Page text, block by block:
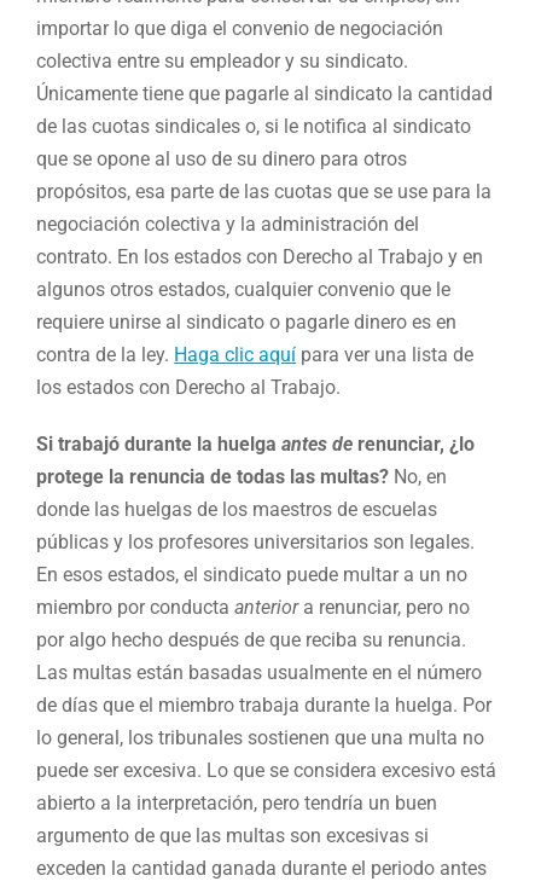
importar lo que diga el convenio de negociación
colectiva entre su empleador y su sindicato.
Únicamente tiene que pagarle al sindicato la cantidad
de las cuotas sindicales o, si le notifica al sindicato
que se opone al uso de su dinero para otros
propósitos, esa parte de las cuotas que se use para la
negociación colectiva y la administración del
contrato. En los estados con Derecho al Trabajo y en
algunos otros estados, cualquier convenio que le
requiere unirse al sindicato o pagarle dinero es en
contra de la ley. Haga clic aquí para ver una lista de
los estados con Derecho al Trabajo.
Si trabajó durante la huelgaantes de renunciar, ¿lo
protege la renuncia de todas las multas? No, en
donde las huelgas de los maestros de escuelas
públicas y los profesores universitarios son legales.
En esos estados, el sindicato puede multar a un no
miembro por conductaanteriora renunciar, pero no
por algo hecho después de que reciba su renuncia.
Las multas están basadas usualmente en el número
de días que el miembro trabaja durante la huelga. Por
lo general, los tribunales sostienen que una multa no
puede ser excesiva. Lo que se considera excesivo está
abierto a la interpretación, pero tendría un buen
argumento de que las multas son excesivas si
exceden la cantidad ganada durante el periodo antes